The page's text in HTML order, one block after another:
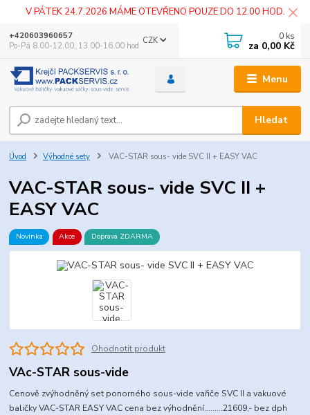
V PÁTEK 24.7.2026 MÁME OTEVŘENO POUZE DO 12.00 HOD.
Menu
CZK
Hledat
+420603960657
Po-Pá 8.00-12.00, 13.00-16.00 hod
0 ks
za 0,00 Kč
Úvod Výhodné sety VAC-STAR sous- vide SVC II + EASY VAC
VAC-STAR sous- vide SVC II +
EASY VAC
Novinka Akce Doprava ZDARMA
Ohodnotit produkt
VAc-STAR sous-vide
Cenově zvýhodněný set ponorného sous-vide vařiče SVC II a vakuové
baličky VAC-STAR EASY VAC cena bez výhodnění.........21609,- bez dph